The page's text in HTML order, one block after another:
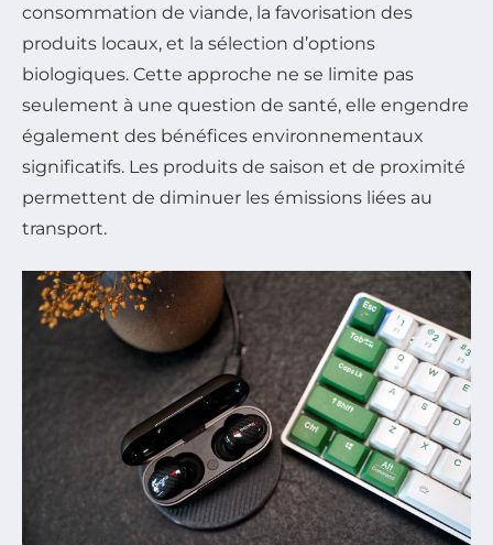
consommation de viande, la favorisation des
produits locaux, et la sélection d’options
biologiques. Cette approche ne se limite pas
seulement à une question de santé, elle engendre
également des bénéfices environnementaux
significatifs. Les produits de saison et de proximité
permettent de diminuer les émissions liées au
transport.